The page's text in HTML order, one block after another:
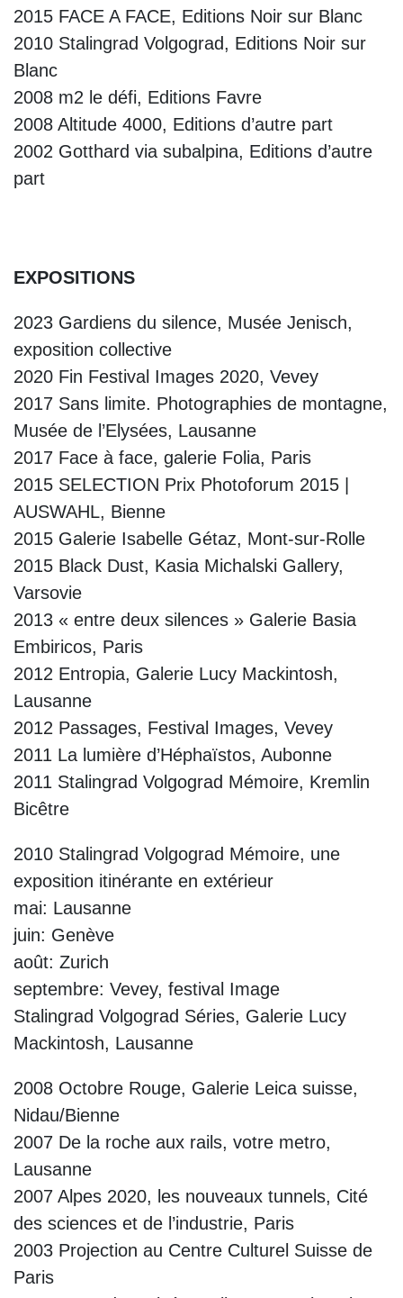
2015 FACE A FACE, Editions Noir sur Blanc
2010 Stalingrad Volgograd, Editions Noir sur
Blanc
2008 m2 le défi, Editions Favre
2008 Altitude 4000, Editions d’autre part
2002 Gotthard via subalpina, Editions d’autre
part
EXPOSITIONS
2023 Gardiens du silence, Musée Jenisch,
exposition collective
2020 Fin Festival Images 2020, Vevey
2017 Sans limite. Photographies de montagne,
Musée de l’Elysées, Lausanne
2017 Face à face, galerie Folia, Paris
2015 SELECTION Prix Photoforum 2015 |
AUSWAHL, Bienne
2015 Galerie Isabelle Gétaz, Mont-sur-Rolle
2015 Black Dust, Kasia Michalski Gallery,
Varsovie
2013 « entre deux silences » Galerie Basia
Embiricos, Paris
2012 Entropia, Galerie Lucy Mackintosh,
Lausanne
2012 Passages, Festival Images, Vevey
2011 La lumière d’Héphaïstos, Aubonne
2011 Stalingrad Volgograd Mémoire, Kremlin
Bicêtre
2010 Stalingrad Volgograd Mémoire, une
exposition itinérante en extérieur
mai: Lausanne
juin: Genève
août: Zurich
septembre: Vevey, festival Image
Stalingrad Volgograd Séries, Galerie Lucy
Mackintosh, Lausanne
2008 Octobre Rouge, Galerie Leica suisse,
Nidau/Bienne
2007 De la roche aux rails, votre metro,
Lausanne
2007 Alpes 2020, les nouveaux tunnels, Cité
des sciences et de l’industrie, Paris
2003 Projection au Centre Culturel Suisse de
Paris